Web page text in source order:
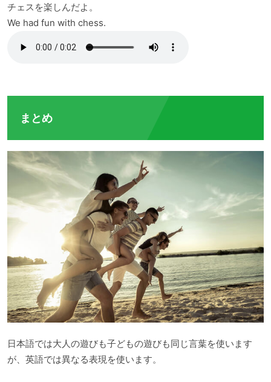
チェスを楽しんだよ。
We had fun with chess.
まとめ
日本語では大人の遊びも子どもの遊びも同じ言葉を使います
が、英語では異なる表現を使います。